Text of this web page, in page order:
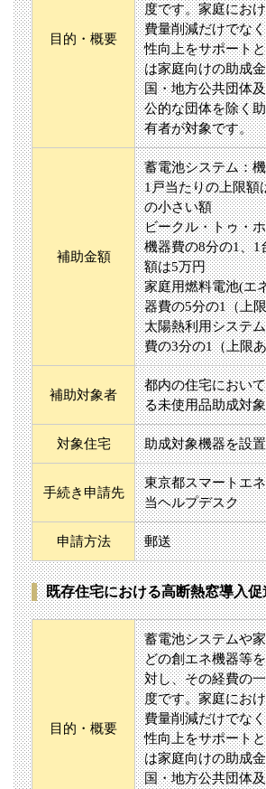
目的・概要
度です。家庭にお
費量削減だけでな
性向上をサポート
は家庭向けの助成
国・地方公共団体
公的な団体を除く
有者が対象です。
補助金額
蓄電池システム：
1戸当たりの上限額
の小さい額
ビークル・トゥ・
機器費の8分の1、1
額は5万円
家庭用燃料電池(エ
器費の5分の1（上
太陽熱利用システ
費の3分の1（上限
補助対象者
都内の住宅におい
る未使用品助成対
対象住宅 助成対象機器を設
手続き申請先
東京都スマートエ
当ヘルプデスク
申請方法 郵送
既存住宅における高断熱窓導入促
目的・概要
蓄電池システムや
どの創エネ機器等
対し、その経費の
度です。家庭にお
費量削減だけでな
性向上をサポート
は家庭向けの助成
国・地方公共団体